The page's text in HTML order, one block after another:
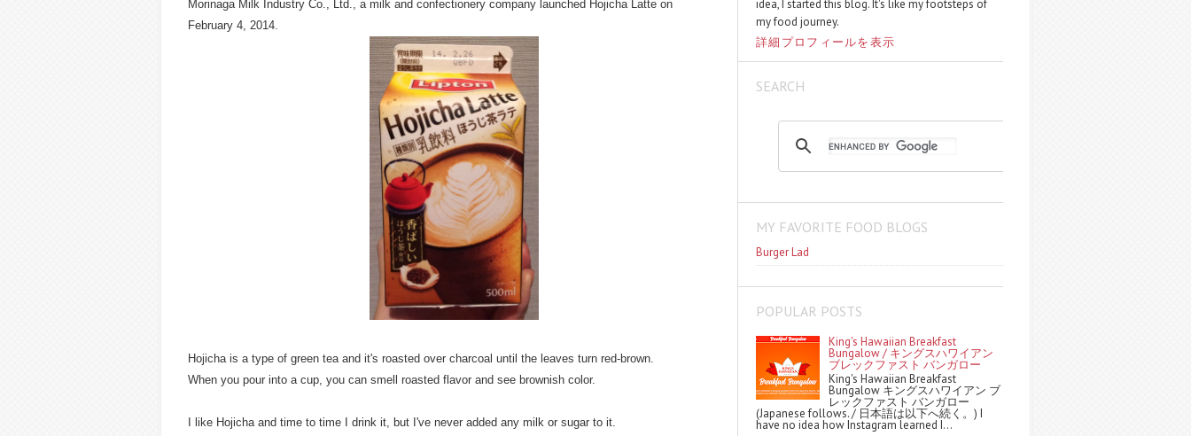
Morinaga Milk Industry Co., Ltd., a milk and confectionery company launched Hojicha Latte on
February 4, 2014.
Hojicha is a type of green tea and it's roasted over charcoal until the leaves turn red-brown.
When you pour into a cup, you can smell roasted flavor and see brownish color.
I like Hojicha and time to time I drink it, but I've never added any milk or sugar to it.
idea, I started this blog. It's like my footsteps of
my food journey.
詳細プロフィールを表示
SEARCH
MY FAVORITE FOOD BLOGS
Burger Lad
POPULAR POSTS
King's Hawaiian Breakfast
Bungalow / キングスハワイアン
ブレックファスト バンガロー
King's Hawaiian Breakfast
Bungalow キングスハワイアン ブ
レックファスト バンガロー
(Japanese follows. / 日本語は以下へ続く。) I
have no idea how Instagram learned I...